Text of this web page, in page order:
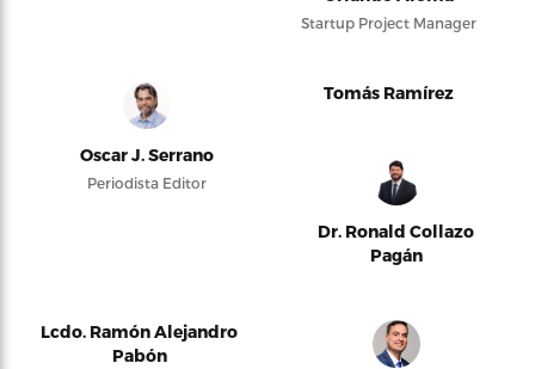
Startup Project Manager
Oscar J. Serrano
Periodista Editor
Tomás Ramírez
Dr. Ronald Collazo
Pagán
Lcdo. Ramón Alejandro
Pabón